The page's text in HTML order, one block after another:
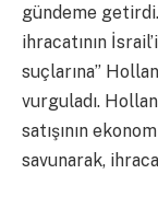
gündeme
ihracatının
suçlarına”
vurguladı.
satışının
savunarak,